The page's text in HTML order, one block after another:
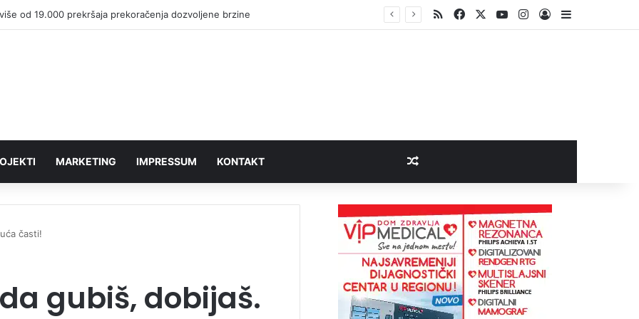
od 19.000 prekršaja prekoračenja dozvoljene brzine RSSFacebookYouTubeInstagram
Log InSidebar
MARKETING IMPRESSUM KONTAKT Random Article
časti!
gubiš, dobijaš.